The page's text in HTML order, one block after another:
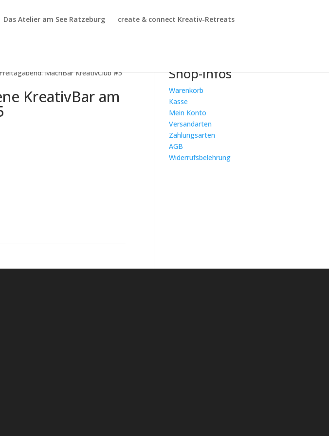
Das Atelier am See Ratzeburg create & connect Kreativ-Retreats
MachBar KreativClub #5
KreativBar am
Shop-Infos
Warenkorb
Kasse
Mein Konto
Versandarten
Zahlungsarten
AGB
Widerrufsbelehrung